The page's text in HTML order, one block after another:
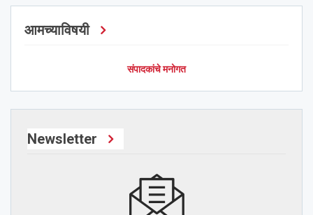
आमच्याविषयी
संपादकांचे मनोगत
Newsletter